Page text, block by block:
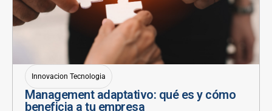
Innovacion Tecnologia
Management adaptativo: qué es y cómo
beneficia a tu empresa